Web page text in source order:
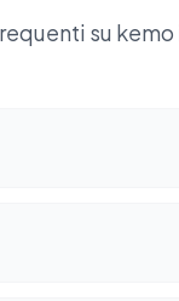
su kemo